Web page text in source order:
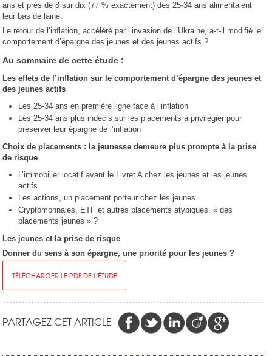
ans et près de 8 sur dix (77 % exactement) des 25-34 ans alimentaient
leur bas de laine.
Le retour de l’inflation, accéléré par l’invasion de l’Ukraine, a-t-il modifié le
comportement d’épargne des jeunes et des jeunes actifs ?
Au sommaire de cette étude :
Les effets de l’inflation sur le comportement d’épargne des jeunes et
des jeunes actifs
Les 25-34 ans en première ligne face à l’inflation
Les 25-34 ans plus indécis sur les placements à privilégier pour
préserver leur épargne de l’inflation
Choix de placements : la jeunesse demeure plus prompte à la prise
de risque
L’immobilier locatif avant le Livret A chez les jeunes et les jeunes
actifs
Les actions, un placement porteur chez les jeunes
Cryptomonnaies, ETF et autres placements atypiques, « des
placements jeunes » ?
Les jeunes et la prise de risque
Donner du sens à son épargne, une priorité pour les jeunes ?
TÉLÉCHARGER LE PDF DE L'ÉTUDE
PARTAGEZ CET ARTICLE